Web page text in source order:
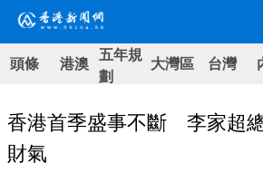
頭條 港澳 五年規
劃
大灣區 台灣
香港首季盛事不斷 李家超
財氣